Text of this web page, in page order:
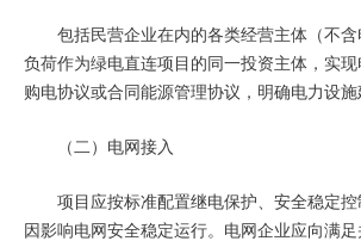
包括民营企业在内的各类经营主体（不
负荷作为绿电直连项目的同一投资主体，实
购电协议或合同能源管理协议，明确电力设
（二）电网接入
项目应按标准配置继电保护、安全稳定
因影响电网安全稳定运行。电网企业应向满